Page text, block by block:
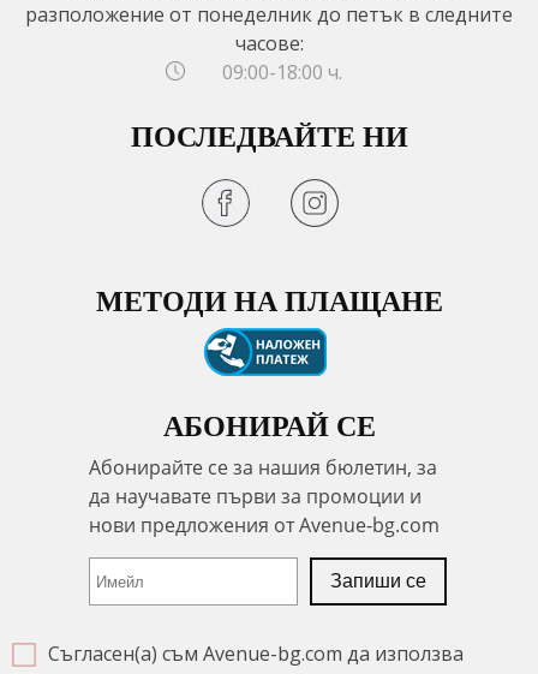
разположение от понеделник до петък в следните
часове:
09:00-18:00 ч.
ПОСЛЕДВАЙТЕ НИ
МЕТОДИ НА ПЛАЩАНЕ
АБОНИРАЙ СЕ
Съгласен(а) съм Avenue-bg.com да използва